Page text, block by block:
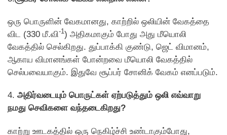
ஒரு பொருளின் வேகமானது, காற்றில் ஒலியின் வேகத்தை
விட (330 மீ.வி-1) அதிகமாகும் போது அது மீயொலி
வேகத்தில் செல்கிறது. துப்பாக்கி குண்டு, ஜெட் விமானம்,
ஆகாய விமானங்கள் போன்றவை மீயொலி வேகத்தில்
செல்பவையாகும். இதுவே சூப்பர் சோனிக் வேகம் எனப்படும்.
4. அதிர்வடையும் பொருட்கள் ஏற்படுத்தும் ஒலி எவ்வாறு
நமது செவிகளை வந்தடைகிறது?
காற்று ஊடகத்தில் ஒரு நெகிழ்ச்சி உண்டாகும்போது,